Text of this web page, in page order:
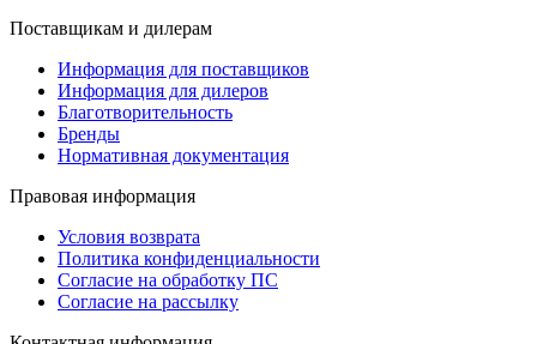
Поставщикам и дилерам
Информация для поставщиков
Информация для дилеров
Благотворительность
Бренды
Нормативная документация
Правовая информация
Условия возврата
Политика конфиденциальности
Согласие на обработку ПС
Согласие на рассылку